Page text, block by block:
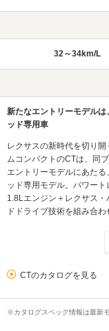
32～34km/L
新たなエントリーモデルは
ッド専用車
レクサスの新時代を切り開
ムコンパクトのCTは、同
エントリーモデルにあたる
ッド専用モデル。パワート
1.8Lエンジン＋レクサス・
ドドライブ技術を組み合
CTのカタログを見る
※カタログスペック情報は最新